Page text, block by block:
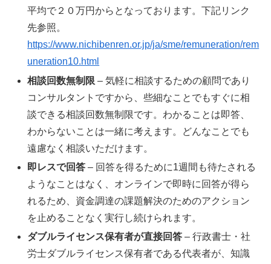
平均で２０万円からとなっております。下記リンク
先参照。
https://www.nichibenren.or.jp/ja/sme/remuneration/rem
uneration10.html
相談回数無制限 – 気軽に相談するための顧問であり
コンサルタントですから、些細なことでもすぐに相
談できる相談回数無制限です。わかることは即答、
わからないことは一緒に考えます。どんなことでも
遠慮なく相談いただけます。
即レスで回答 – 回答を得るために1週間も待たされる
ようなことはなく、オンラインで即時に回答が得ら
れるため、資金調達の課題解決のためのアクション
を止めることなく実行し続けられます。
ダブルライセンス保有者が直接回答 – 行政書士・社
労士ダブルライセンス保有者である代表者が、知識